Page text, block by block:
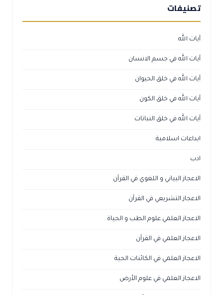
تصنيفات
آيات الله
آيات الله في جسم الانسان
آيات الله في خلق الحيوان
آيات الله في خلق الكون
آيات الله في خلق النباتات
ابداعات اسلامية
ادب
الاعجاز البياني و اللغوي في القرآن
الاعجاز التشريعي في القرآن
الاعجاز العلمي علوم الطب و الحياة
الاعجاز العلمي في القرآن
الاعجاز العلمي في الكائنات الحية
الاعجاز العلمي في علوم الأرض